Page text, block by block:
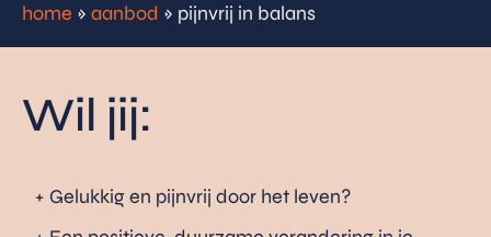
Klompmakerstraat 24, Assen
info@gezondheidsgilde.nl
home » aanbod » pijnvrij in balans
Wil jij:
Gelukkig en pijnvrij door het leven?